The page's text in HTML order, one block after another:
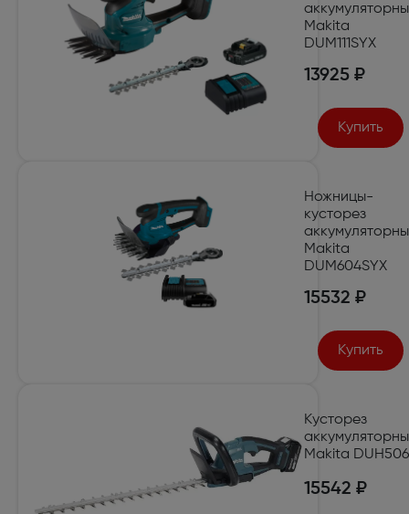
Makita
DUM111SYX
13925 ₽
Купить
Ножницы-
кусторез
Makita
DUM604SYX
15532 ₽
Купить
Кусторез
Makita
15542 ₽